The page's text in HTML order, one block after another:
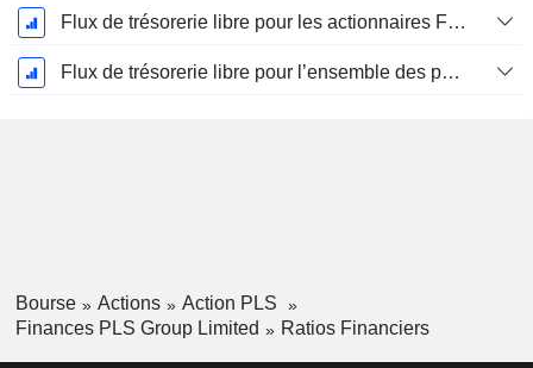
Flux de trésorerie libre pour les actionnaires FCFE, CAGR sur 5 ans
Flux de trésorerie libre pour l’ensemble des pourvoyeurs de fonds (créanciers et actionnaires) FCFF, CAGR sur 5 ans
Bourse Actions
Action PLS
Finances PLS Group Limited
Ratios Financiers